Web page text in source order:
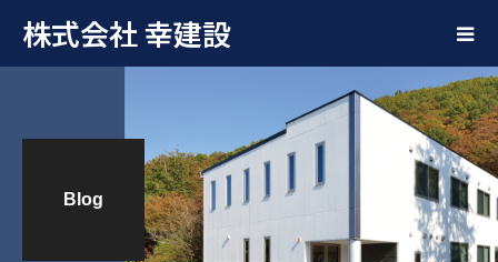
株式会社 幸建設
Blog